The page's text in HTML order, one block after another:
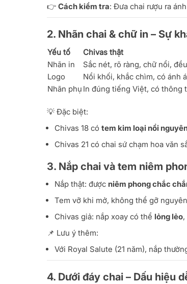
👉 Cách kiểm tra: Đưa chai rượu ra
2. Nhãn chai & chữ in – Sự
Yếu tố Chivas thật
Nhãn in
Sắc nét, rõ ràng, chữ nổi,
Logo
Nổi khối, khắc chìm, có ánh
Nhãn phụ In đúng tiếng Việt, có thông
💡 Đặc biệt:
Chivas 18 có tem kim loại nổi
Chivas 21 có chai sứ chạm hoa văn
3. Nắp chai và tem niêm
Nắp thật: được niêm phong chắc
Tem vỡ khi mở, không thể gỡ
Chivas giả: nắp xoay có thể lỏng lẻo
📌 Lưu ý thêm:
Với Royal Salute (21 năm), nắp
4. Dưới đáy chai – Dấu hiệu